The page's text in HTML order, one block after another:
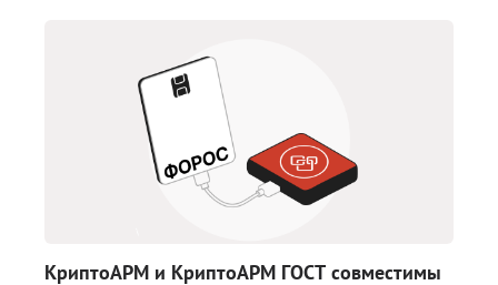
КриптоАРМ и КриптоАРМ ГОСТ совместимы